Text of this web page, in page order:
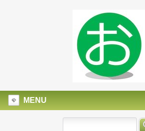
MENU